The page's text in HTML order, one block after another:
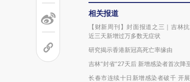
相关报道
【财新周刊】封面报道之三｜吉林
近三天新增过万多数无症状
研究揭示香港新冠高死亡率缘由
吉林“封省”27天后 新增感染者首次降
长春市连续十日新增感染者破千 开